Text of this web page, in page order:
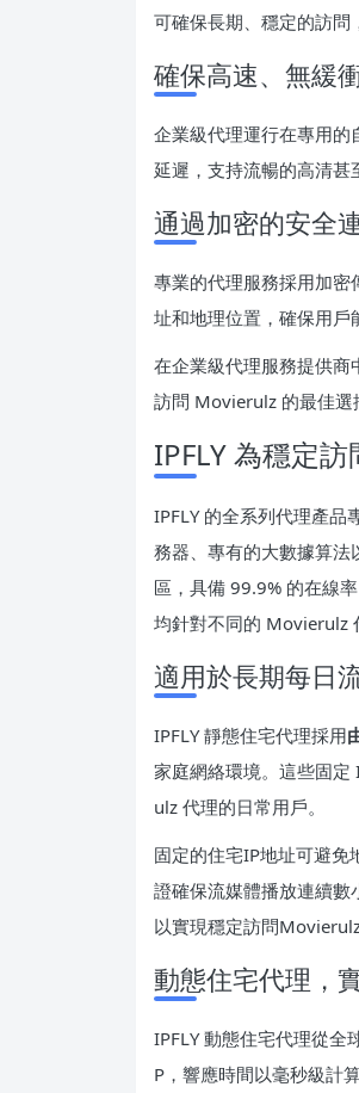
可確保長期、穩定的訪問
確保高速、無緩
企業級代理運行在專用的
延遲，支持流暢的高清
通過加密的安全
專業的代理服務採用加
址和地理位置，確保用戶
在企業級代理服務提供商
訪問 Movierulz 的最佳選
IPFLY 為穩定
IPFLY 的全系列代理產
務器、專有的大數據算法
區，具備 99.9% 的在線
均針對不同的 Movierulz
適用於長期每日
IPFLY 靜態住宅代理採用
家庭網絡環境。這些固
ulz 代理的日常用戶。
固定的住宅IP地址可避
證確保流媒體播放連續數
以實現穩定訪問
動態住宅代理，
IPFLY 動態住宅代理從全
P，響應時間以毫秒級計